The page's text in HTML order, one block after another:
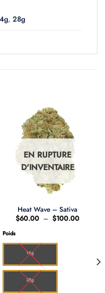
,28g
EN RUPTURE
D'INVENTAIRE
Heat Wave – Sativa
$60.00 – $100.00Plage
Poids
14g
28g